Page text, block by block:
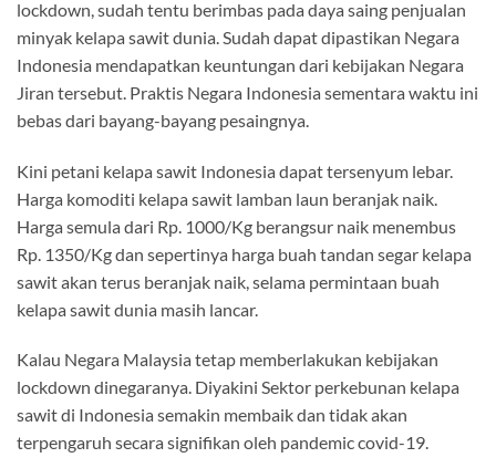
lockdown, sudah tentu berimbas pada daya saing penjualan
minyak kelapa sawit dunia. Sudah dapat dipastikan Negara
Indonesia mendapatkan keuntungan dari kebijakan Negara
Jiran tersebut. Praktis Negara Indonesia sementara waktu ini
bebas dari bayang-bayang pesaingnya.
Kini petani kelapa sawit Indonesia dapat tersenyum lebar.
Harga komoditi kelapa sawit lamban laun beranjak naik.
Harga semula dari Rp. 1000/Kg berangsur naik menembus
Rp. 1350/Kg dan sepertinya harga buah tandan segar kelapa
sawit akan terus beranjak naik, selama permintaan buah
kelapa sawit dunia masih lancar.
Kalau Negara Malaysia tetap memberlakukan kebijakan
lockdown dinegaranya. Diyakini Sektor perkebunan kelapa
sawit di Indonesia semakin membaik dan tidak akan
terpengaruh secara signifikan oleh pandemic covid-19.